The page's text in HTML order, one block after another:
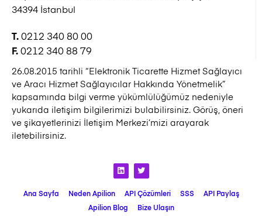
34394 İstanbul
T. 0212 340 80 00
F. 0212 340 88 79
26.08.2015 tarihli “Elektronik Ticarette Hizmet Sağlayıcı
ve Aracı Hizmet Sağlayıcılar Hakkında Yönetmelik”
kapsamında bilgi verme yükümlülüğümüz nedeniyle
yukarıda iletişim bilgilerimizi bulabilirsiniz. Görüş, öneri
ve şikayetlerinizi İletişim Merkezi’mizi arayarak
iletebilirsiniz.
Ana Sayfa Neden Apilion API Çözümleri SSS
API Paylaş
Apilion Blog
Bize Ulaşın